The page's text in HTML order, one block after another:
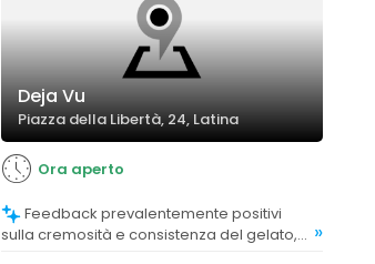
Deja Vu
Piazza della Libertà, 24, Latina
Ora aperto
Feedback prevalentemente positivi
sulla cremosità e consistenza del gelato,
»